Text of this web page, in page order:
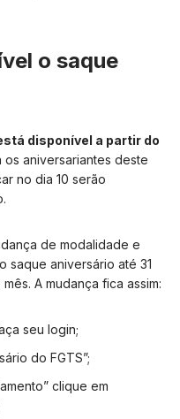
o saque
disponível a partir do
os aniversariantes deste
no dia 10 serão
de modalidade e
saque aniversário até 31
A mudança fica assim:
seu login;
do FGTS”;
clique em